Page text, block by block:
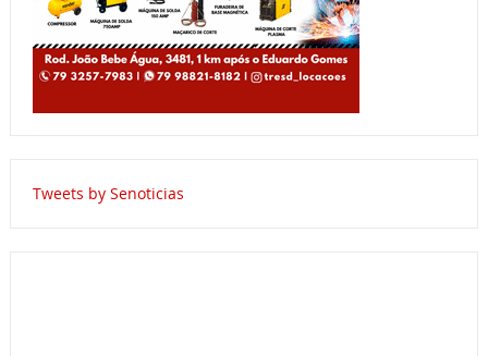
Tweets by Senoticias